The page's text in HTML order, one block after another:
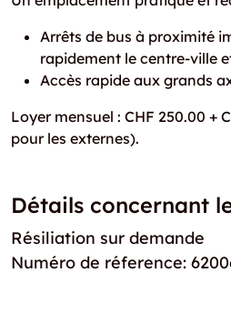
Arrêts de bus à proximité
rapidement le centre-ville
Accès rapide aux grands
Loyer mensuel : CHF 250.00 +
pour les externes).
Détails concernant
Résiliation sur demande
Numéro de réference: